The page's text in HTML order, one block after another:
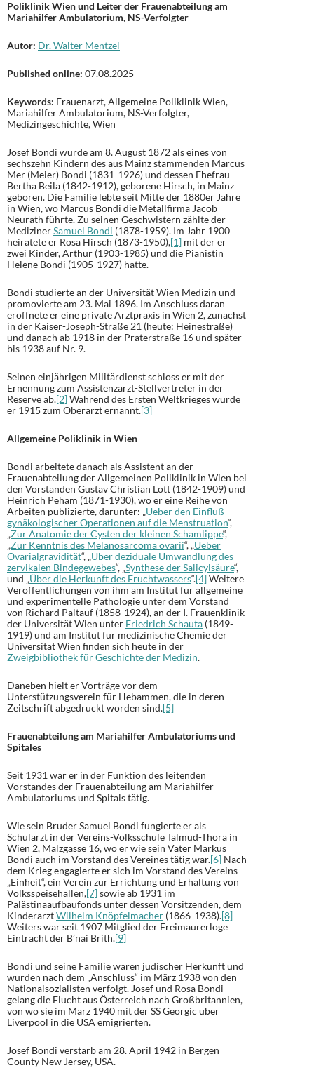
Poliklinik Wien und Leiter der Frauenabteilung am
Mariahilfer Ambulatorium, NS-Verfolgter
Autor: Dr. Walter Mentzel
Published online: 07.08.2025
Keywords: Frauenarzt, Allgemeine Poliklinik Wien,
Mariahilfer Ambulatorium, NS-Verfolgter,
Medizingeschichte, Wien
Josef Bondi wurde am 8. August 1872 als eines von
sechszehn Kindern des aus Mainz stammenden Marcus
Mer (Meier) Bondi (1831-1926) und dessen Ehefrau
Bertha Beila (1842-1912), geborene Hirsch, in Mainz
geboren. Die Familie lebte seit Mitte der 1880er Jahre
in Wien, wo Marcus Bondi die Metallfirma Jacob
Neurath führte. Zu seinen Geschwistern zählte der
MedizinerSamuel Bondi (1878-1959). Im Jahr 1900
heiratete er Rosa Hirsch (1873-1950),[1] mit der er
zwei Kinder, Arthur (1903-1985) und die Pianistin
Helene Bondi (1905-1927) hatte.
Bondi studierte an der Universität Wien Medizin und
promovierte am 23. Mai 1896. Im Anschluss daran
eröffnete er eine private Arztpraxis in Wien 2, zunächst
in der Kaiser-Joseph-Straße 21 (heute: Heinestraße)
und danach ab 1918 in der Praterstraße 16 und später
bis 1938 auf Nr. 9.
Seinen einjährigen Militärdienst schloss er mit der
Ernennung zum Assistenzarzt-Stellvertreter in der
Reserve ab.[2]Während des Ersten Weltkrieges wurde
er 1915 zum Oberarzt ernannt.[3]
Allgemeine Poliklinik in Wien
Bondi arbeitete danach als Assistent an der
Frauenabteilung der Allgemeinen Poliklinik in Wien bei
den Vorständen Gustav Christian Lott (1842-1909) und
Heinrich Peham (1871-1930), wo er eine Reihe von
Arbeiten publizierte, darunter: „Ueber den Einfluß
gynäkologischer Operationen auf die Menstruation“,
„Zur Anatomie der Cysten der kleinen Schamlippe“,
„Zur Kenntnis des Melanosarcoma ovarii“, „Ueber
Ovarialgravidität“, „Über deziduale Umwandlung des
zervikalen Bindegewebes“, „Synthese der Salicylsäure“,
und „Über die Herkunft des Fruchtwassers“.[4]Weitere
Veröffentlichungen von ihm am Institut für allgemeine
und experimentelle Pathologie unter dem Vorstand
von Richard Paltauf (1858-1924), an der I. Frauenklinik
der Universität Wien unter Friedrich Schauta (1849-
1919) und am Institut für medizinische Chemie der
Universität Wien finden sich heute in der
Zweigbibliothek für Geschichte der Medizin.
Daneben hielt er Vorträge vor dem
Unterstützungsverein für Hebammen, die in deren
Zeitschrift abgedruckt worden sind.[5]
Frauenabteilung am Mariahilfer Ambulatoriums und
Spitales
Seit 1931 war er in der Funktion des leitenden
Vorstandes der Frauenabteilung am Mariahilfer
Ambulatoriums und Spitals tätig.
Wie sein Bruder Samuel Bondi fungierte er als
Schularzt in der Vereins-Volksschule Talmud-Thora in
Wien 2, Malzgasse 16, wo er wie sein Vater Markus
Bondi auch im Vorstand des Vereines tätig war.[6] Nach
dem Krieg engagierte er sich im Vorstand des Vereins
„Einheit“, ein Verein zur Errichtung und Erhaltung von
Volksspeisehallen,[7]sowie ab 1931 im
Palästinaaufbaufonds unter dessen Vorsitzenden, dem
KinderarztWilhelm Knöpfelmacher (1866-1938).[8]
Weiters war seit 1907 Mitglied der Freimaurerloge
Eintracht der B’nai Brith.[9]
Bondi und seine Familie waren jüdischer Herkunft und
wurden nach dem „Anschluss“ im März 1938 von den
Nationalsozialisten verfolgt. Josef und Rosa Bondi
gelang die Flucht aus Österreich nach Großbritannien,
von wo sie im März 1940 mit der SS Georgic über
Liverpool in die USA emigrierten.
Josef Bondi verstarb am 28. April 1942 in Bergen
County New Jersey, USA.